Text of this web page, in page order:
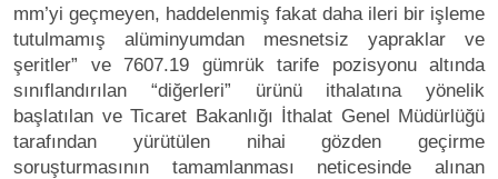
mm’yi geçmeyen, haddelenmiş fakat daha ileri bir işleme
tutulmamış alüminyumdan mesnetsiz yapraklar ve
şeritler” ve 7607.19 gümrük tarife pozisyonu altında
sınıflandırılan “diğerleri” ürünü ithalatına yönelik
başlatılan ve Ticaret Bakanlığı İthalat Genel Müdürlüğü
tarafından yürütülen nihai gözden geçirme
soruşturmasının tamamlanması neticesinde alınan